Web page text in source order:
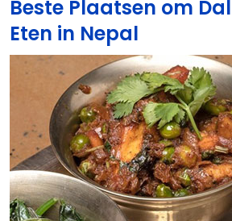
Beste Plaatsen om
Eten in Nepal